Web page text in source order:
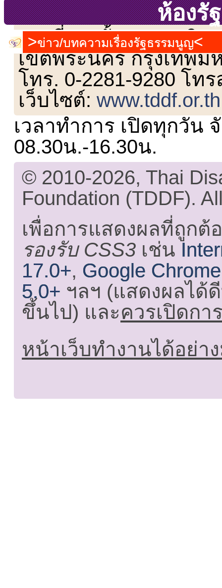
ห้องรั
ข่าว/บทความเรื่องรัฐธรรมนูญ
เลขที่ 23 ชั้น 2 ถนนวิ
เขตพระนคร กรุงเทพม
โทร. 0-2281-9280 โท
เว็บไซต์:www.tddf.or.th
เวลาทำการ เปิดทุกวัน
08.30น.-16.30น.
© 2010-2026, Thai
Foundation (TDDF).
เพื่อการแสดงผลที่ถูกต้
รองรับ CSS3 เช่น
17.0+, Google
5.0+ ฯลฯ (แสดงผลได้
ขึ้นไป) และควรเปิดกา
หน้าเว็บทำงานได้อย่า